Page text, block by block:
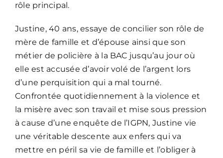
rôle principal.
Justine, 40 ans, essaye de concilier son rôle de
mère de famille et d’épouse ainsi que son
métier de policière à la BAC jusqu’au jour où
elle est accusée d’avoir volé de l’argent lors
d’une perquisition qui a mal tourné.
Confrontée quotidiennement à la violence et
la misère avec son travail et mise sous pression
à cause d’une enquête de l’IGPN, Justine vie
une véritable descente aux enfers qui va
mettre en péril sa vie de famille et l’obliger à